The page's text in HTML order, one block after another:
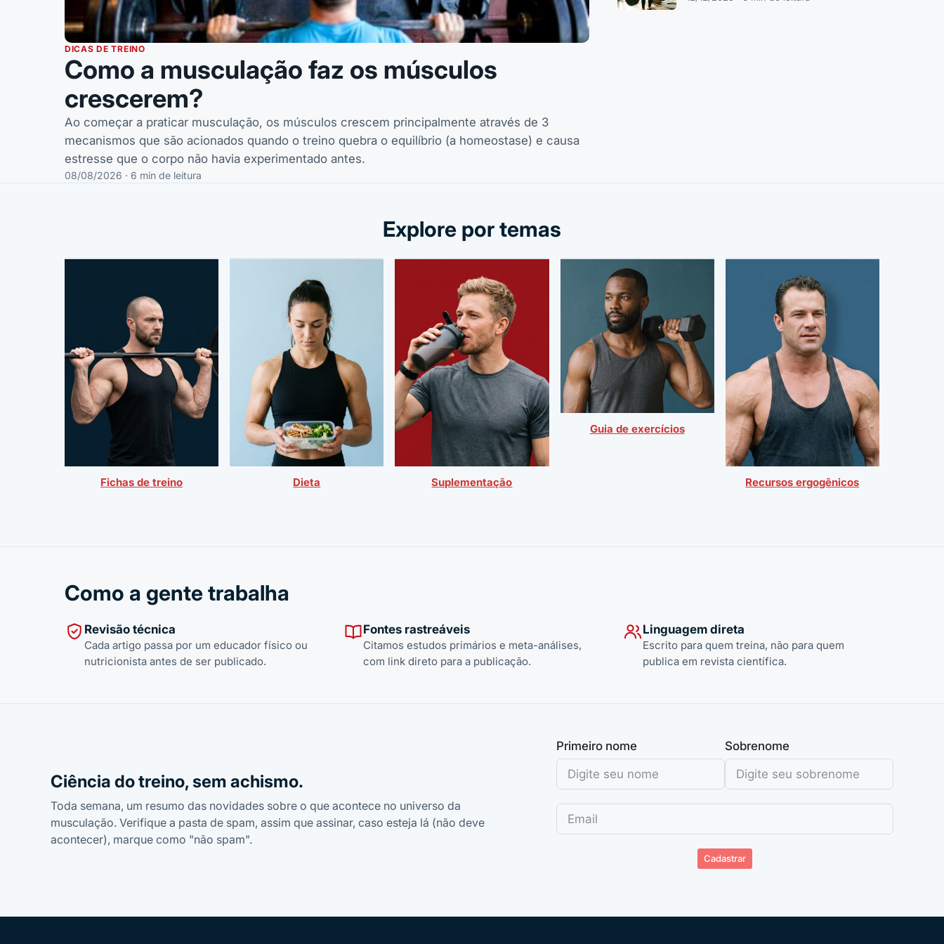
DICAS DE TREINO
Como a musculação faz os músculos
crescerem?
Ao começar a praticar musculação, os músculos crescem principalmente através de 3
mecanismos que são acionados quando o treino quebra o equilíbrio (a homeostase) e causa
estresse que o corpo não havia experimentado antes.
08/08/2026 · 6 min de leitura
Explore por temas
Fichas de treino Dieta Suplementação
Guia de exercícios
Recursos ergogênicos
Como a gente trabalha
Revisão técnica
Cada artigo passa por um educador físico ou
nutricionista antes de ser publicado.
Fontes rastreáveis
Citamos estudos primários e meta-análises,
com link direto para a publicação.
Linguagem direta
Escrito para quem treina, não para quem
publica em revista científica.
Ciência do treino, sem achismo.
Toda semana, um resumo das novidades sobre o que acontece no universo da
musculação. Verifique a pasta de spam, assim que assinar, caso esteja lá (não deve
acontecer), marque como "não spam".
Primeiro nome Sobrenome
Cadastrar